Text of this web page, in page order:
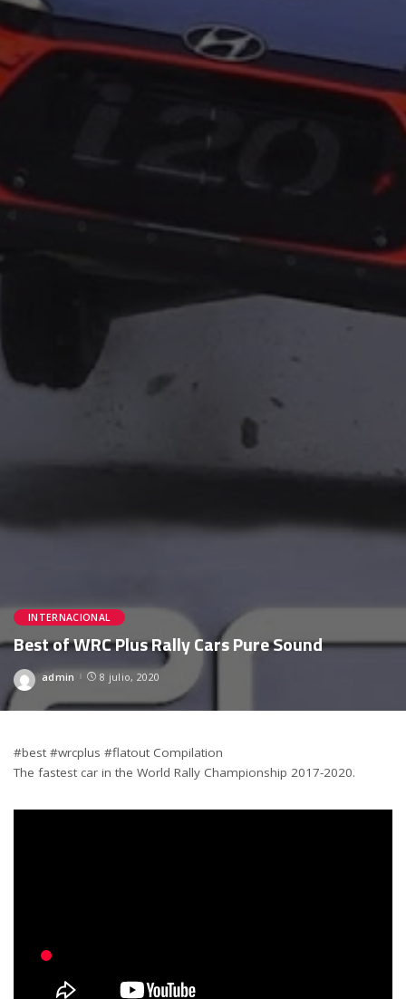
INTERNACIONAL
Best of WRC Plus Rally Cars Pure Sound
Posted
admin 8 julio, 2020
#best #wrcplus #flatout Compilation
The fastest car in the World Rally Championship 2017-2020.